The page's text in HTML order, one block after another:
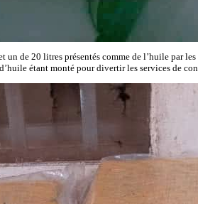
de 20 litres présentés comme de l’huile par
étant monté pour divertir les services de